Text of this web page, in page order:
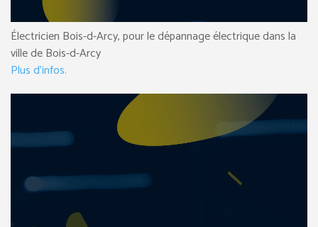
Électricien Bois-d-Arcy, pour le dépannage électrique dans la
ville de Bois-d-Arcy
Plus d’infos.